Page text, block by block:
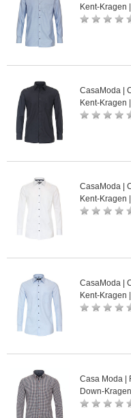
Kent-Kragen
CasaModa |
Kent-Kragen
CasaModa |
Kent-Kragen
CasaModa |
Kent-Kragen
Casa Moda |
Down-